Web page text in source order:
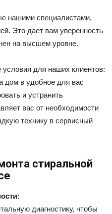
нашими специалистами,
Это дает вам уверенность
на высшем уровне.
для наших клиентов:
дом в удобное для вас
и устранить
вас от необходимости
технику в сервисный
стиральной
диагностику, чтобы